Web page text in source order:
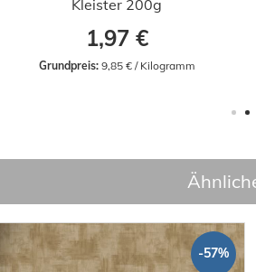
Kleister 200g
1,97 €
Grundpreis: 9,85 € / Kilogramm
-57%